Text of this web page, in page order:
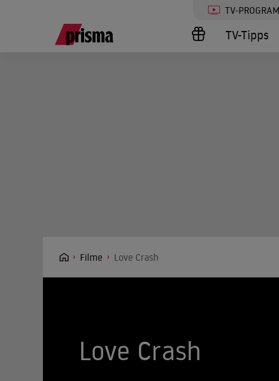
TV-
TV-Tipps
Filme Love Crash
Love Crash